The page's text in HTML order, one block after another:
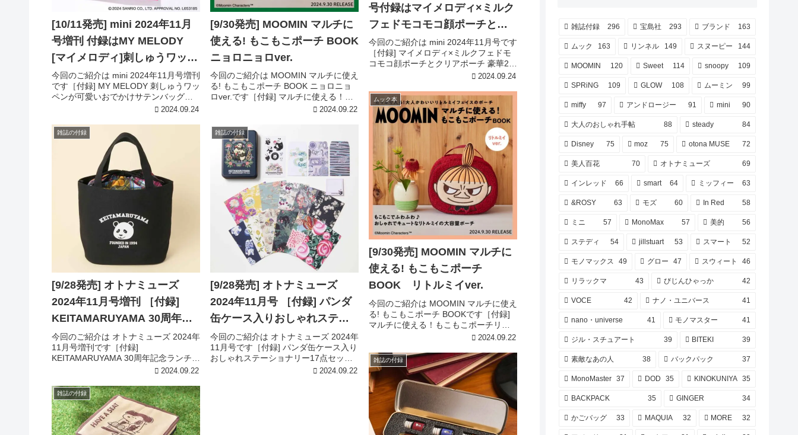
号付録はマイメロディ×ミルク
フェドモコモコ顔ポーチとク
リアポーチ 豪華2点セット！
今回のご紹介は mini 2024年11月号です
［付録] マイメロディ×ミルクフェドモ
コモコ顔ポーチとクリアポーチ 豪華2点
セット！［付録詳細］引用元:宝島チャ
×MILKFED.［ミルクフェド］［1］...
2024.09.24
[10/11発売] mini 2024年11月
号増刊 付録はMY MELODY
[マイメロディ]刺しゅうワッペ
ンが可愛いおでかけサテンバ
ッグ
今回のご紹介は mini 2024年11月号増刊
です［付録] MY MELODY 刺しゅうワッ
ペンが可愛いおでかけサテンバッグ
［付録詳細］引用元:宝島チャンネルMY
でかけサテンバッグ高級感あるサテン...
2024.09.24
[9/30発売] MOOMIN マルチに
使える! もこもこポーチ BOOK
ニョロニョロver.
今回のご紹介は MOOMIN マルチに使え
る! もこもこポーチ BOOK ニョロニョ
ロver.です［付録] マルチに使える！も
こもこポーチニョロニョロver.［付録詳
ルチに使える！もこもこポーチニョ...
2024.09.22
ムック本
[9/30発売] MOOMIN マルチに
使える! もこもこポーチ
BOOK リトルミイver.
今回のご紹介は MOOMIN マルチに使え
る! もこもこポーチ BOOKです［付録]
マルチに使える！もこもこポーチリト
ルミイver.［付録詳細］引用元:宝島チ
こもこポーチリトルミイver.もこもこ
素...
2024.09.22
雑誌の付録
[9/28発売] オトナミューズ
2024年11月号増刊 ［付録]
KEITAMARUYAMA 30周年記
念ランチトート＆保冷・保温
機能付きパッチワーク柄巾着
今回のご紹介は オトナミューズ 2024年
11月号増刊です［付録]
KEITAMARUYAMA 30周年記念ランチト
ート＆保冷・保温機能付きパッチワー
ンネルKEITAMARUYAMA 30周年記念ラ
ンチト...
2024.09.22
雑誌の付録
[9/28発売] オトナミューズ
2024年11月号 ［付録] パンダ
缶ケース入りおしゃれステー
ショナリー17点セット
今回のご紹介は オトナミューズ 2024年
11月号です［付録] パンダ缶ケース入り
おしゃれステーショナリー17点セット
［付録詳細］引用元:宝島チャンネルパ
2024.09.22
雑誌の付録
雑誌の付録
雑誌付録 296 宝島社 293 ブランド 163
ムック 163 リンネル 149 スヌーピー 144
MOOMIN 120 Sweet 114 snoopy 109
SPRiNG 109 GLOW 108 ムーミン 99
miffy 97 アンドロージー 91 mini 90
大人のおしゃれ手帖 88 steady 84
Disney 75 moz 75 otona MUSE 72
美人百花 70 オトナミューズ 69
インレッド 66 smart 64 ミッフィー 63
&ROSY 63 モズ 60 In Red 58
ミニ 57 MonoMax 57 美的 56
ステディ 54 jillstuart 53 スマート 52
モノマックス 49 グロー 47 スウィート 46
リラックマ 43 びじんひゃっか 42
VOCE 42 ナノ・ユニバース 41
nano・universe 41 モノマスター 41
ジル・スチュアート 39 BITEKI 39
素敵なあの人 38 バックパック 37
MonoMaster 37 DOD 35 KINOKUNIYA 35
BACKPACK 35 GINGER 34
かごバッグ 33 MAQUIA 32 MORE 32